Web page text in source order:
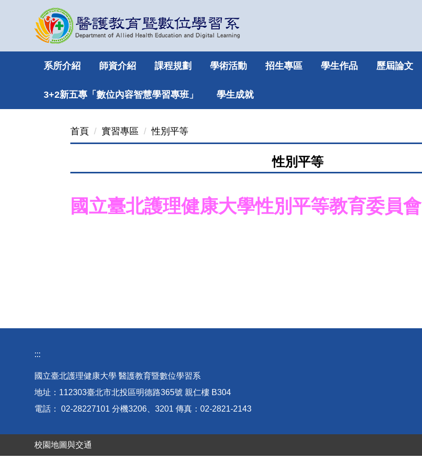
要
系所介紹 師資介紹 課程規劃 學術活動 招生專區 學生作品 歷屆論文
3+2新五專「數位內容智慧學習專班」 學生成就
首頁 實習專區 性別平等
性別平等
國立臺北護理健康大學性別平等教育委員會
:::
國立臺北護理健康大學 醫護教育暨數位學習系
地址：112303臺北市北投區明德路365號 親仁樓 B304
電話： 02-28227101 分機3206、3201 傳真：02-2821-2143
校園地圖與交通